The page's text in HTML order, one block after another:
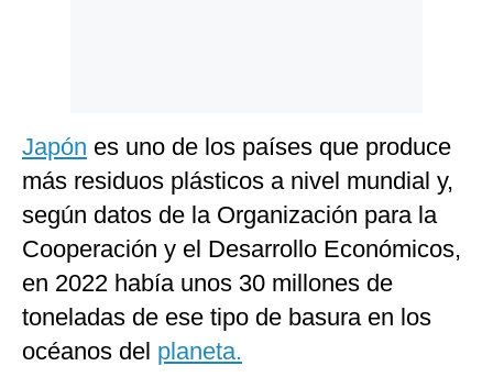
Japón es uno de los países que produce
más residuos plásticos a nivel mundial y,
según datos de la Organización para la
Cooperación y el Desarrollo Económicos,
en 2022 había unos 30 millones de
toneladas de ese tipo de basura en los
océanos del planeta.